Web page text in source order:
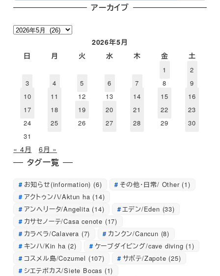
アーカイブ
ア
2026年5月
日
月 火 水 木 金 土
1
2
3
4 5 6 7 8
9
10
11 12 13 14 15
16
17
18 19 20 21 22
23
24
25 26 27 28 29
30
31
« 4月 6月 »
タグ一覧
お知らせ(information) (6) その他・日常/ Other (1)
アクトゥンハ/Aktun ha (14)
アンへリータ/Angelita (14) エデン/Eden (33)
カサセノーテ/Casa cenote (17)
カラベラ/Calavera (7) カンクン/Cancun (8)
キンハ/Kin ha (2) ケーブダイビング/cave diving (1)
コスメル島/Cozumel (107) サポテ/Zapote (25)
シエテボカス/Siete Bocas (1)